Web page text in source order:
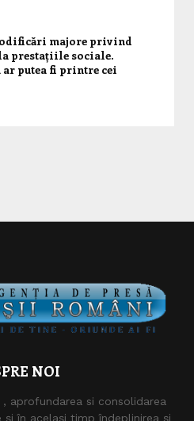
majore privind
prestațiile sociale.
putea fi printre cei
NOI
aprofundarea si consolidarea
în acelaşi timp îndeplinirea şi